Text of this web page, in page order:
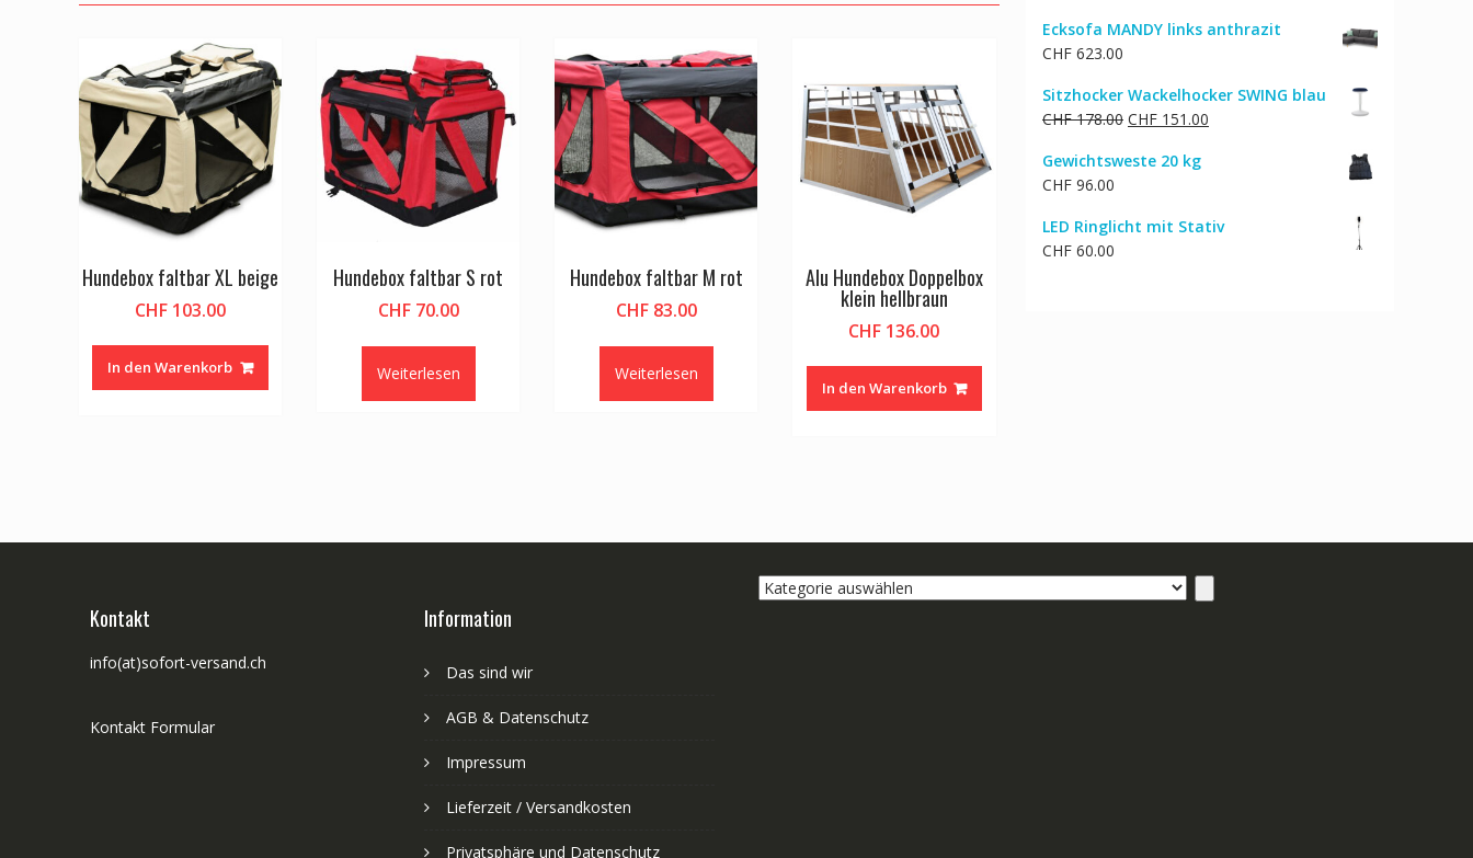
Hundebox faltbar XL beige
CHF 103.00
In den Warenkorb
Hundebox faltbar S rot
CHF70.00
Weiterlesen
Hundebox faltbar M rot
CHF83.00
Weiterlesen
Alu Hundebox Doppelbox
klein hellbraun
CHF 136.00
In den Warenkorb
Ecksofa MANDY links anthrazit
CHF 623.00
Sitzhocker Wackelhocker SWING blau
CHF178.00 Ursprünglicher
war:
CHF 151.00
Gewichtsweste 20 kg
CHF 96.00
LED Ringlicht mit Stativ
CHF 60.00
Kontakt
info(at)sofort-versand.ch
Kontakt Formular
Information
Das sind wir
AGB & Datenschutz
Impressum
Lieferzeit / Versandkosten
Privatsphäre und Datenschutz
Kategorie